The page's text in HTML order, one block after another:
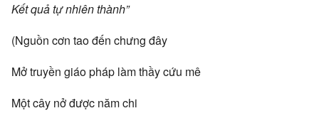
Kết quả tự nhiên thành”
(Nguồn cơn tao đến chưng đây
Mở truyền giáo pháp làm thầy cứu mê
Một cây nở được năm chi